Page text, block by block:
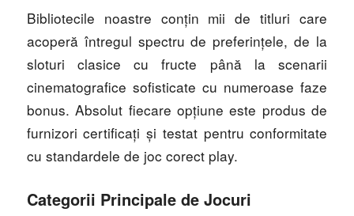
Bibliotecile noastre conțin mii de titluri care
acoperă întregul spectru de preferințele, de la
sloturi clasice cu fructe până la scenarii
cinematografice sofisticate cu numeroase faze
bonus. Absolut fiecare opțiune este produs de
furnizori certificați și testat pentru conformitate
cu standardele de joc corect play.
Categorii Principale de Jocuri